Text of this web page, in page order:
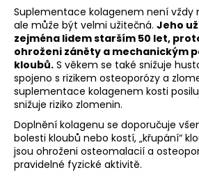
Suplementace kolagenem není vždy
ale může být velmi užitečná. Jeho
zejména lidem starším 50 let,
ohroženi záněty a mechanickým
kloubů. S věkem se také snižuje
spojeno s rizikem osteoporózy a
suplementace kolagenem kosti
snižuje riziko zlomenin.
Doplnění kolagenu se doporučuje
bolesti kloubů nebo kostí, „křupání“
jsou ohroženi osteomalacií a
pravidelné fyzické aktivitě.